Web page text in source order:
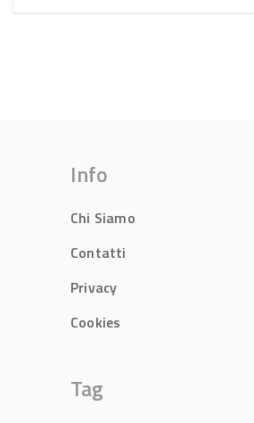
Info
Chi Siamo
Contatti
Privacy
Cookies
Tag